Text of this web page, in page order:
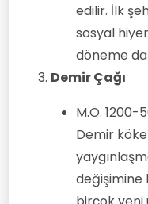
edilir. İlk
sosyal
döneme
Demir Çağı
M.Ö. 1200-
Demir
değişimine